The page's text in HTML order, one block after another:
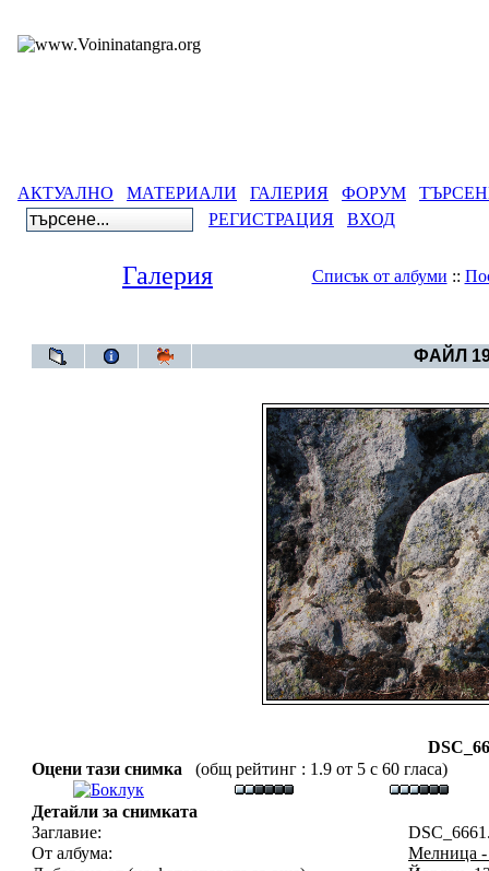
АКТУАЛНО МАТЕРИАЛИ ГАЛЕРИЯ ФОРУМ
РЕГИСТРАЦИЯ
ВХОД
Галерия Списък от албуми ::
ФАЙЛ
Оцени тази снимка
(общ рейтинг : 1.9 от 5 с 60 гласа)
Детайли за снимката
Заглавие:
От албума:
Мелница -